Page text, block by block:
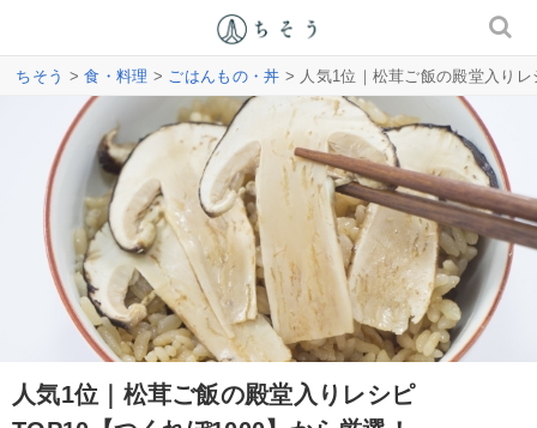
ちそう >食・料理 > ごはんもの・丼 > 人気1位｜松茸ご飯の殿堂入り
人気1位｜松茸ご飯の殿堂入りレシピ